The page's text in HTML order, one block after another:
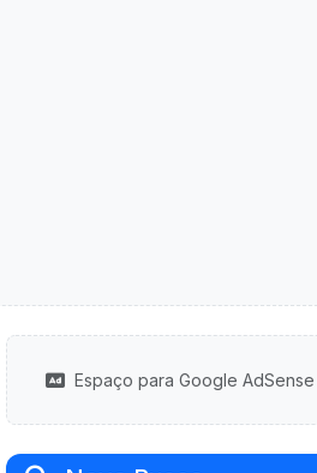
Espaço para Google